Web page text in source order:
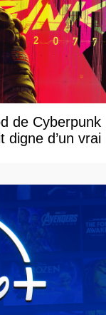
de Cyberpunk
digne d’un vrai